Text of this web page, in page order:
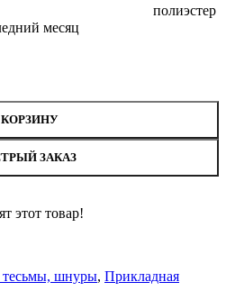
полиэстер
месяц
для вешалок 06С3317-
КОРЗИНУ
ЗАКАЗ
этот товар!
шнуры, Прикладная